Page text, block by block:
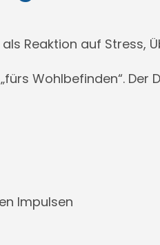
Reaktion auf Stress,
Wohlbefinden“.
Impulsen